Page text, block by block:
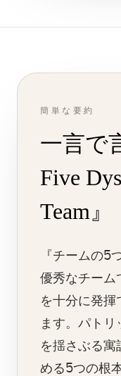
簡単な要約
一言で
Five
Team』
『チームの5
優秀なチーム
を十分に発揮
ます。パト
を揺さぶる寓
める5つの根